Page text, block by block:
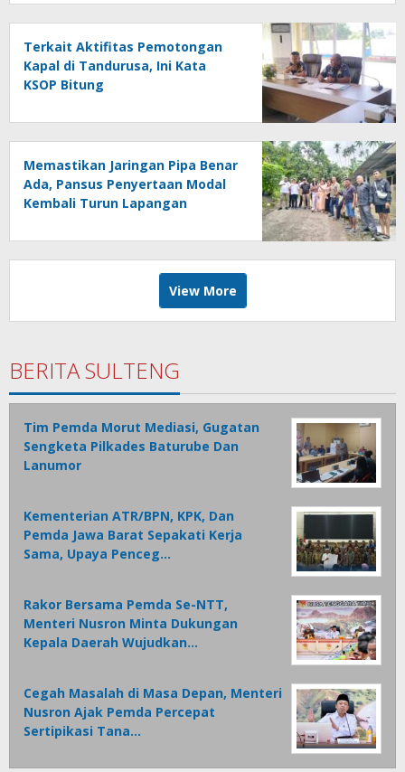
Terkait Aktifitas Pemotongan
Kapal di Tandurusa, Ini Kata
KSOP Bitung
Memastikan Jaringan Pipa Benar
Ada, Pansus Penyertaan Modal
Kembali Turun Lapangan
View More
BERITA SULTENG
Tim Pemda Morut Mediasi, Gugatan
Sengketa Pilkades Baturube Dan
Lanumor
Kementerian ATR/BPN, KPK, Dan
Pemda Jawa Barat Sepakati Kerja
Sama, Upaya Penceg…
Rakor Bersama Pemda Se-NTT,
Menteri Nusron Minta Dukungan
Kepala Daerah Wujudkan…
Cegah Masalah di Masa Depan, Menteri
Nusron Ajak Pemda Percepat
Sertipikasi Tana…